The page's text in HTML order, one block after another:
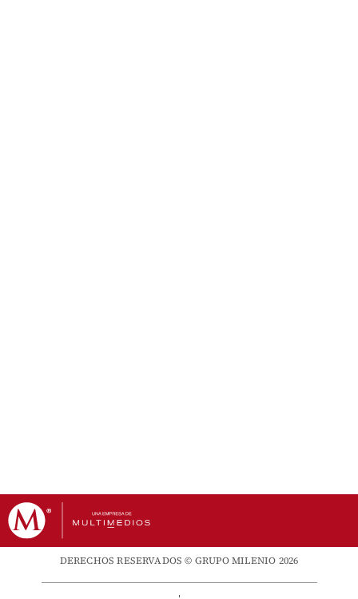
DERECHOS RESERVADOS © GRUPO MILENIO 2026